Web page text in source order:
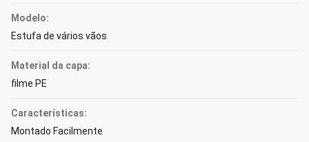
Modelo:
Estufa de vários vãos
Material da capa:
filme PE
Características:
Montado Facilmente